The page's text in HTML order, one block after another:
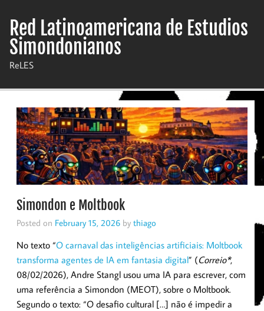
content
Red Latinoamericana de Estudios
Simondonianos
ReLES
Simondon e Moltbook
Posted on February 15, 2026 by thiago
No texto “O carnaval das inteligências artificiais: Moltbook
transforma agentes de IA em fantasia digital” (Correio*,
08/02/2026), Andre Stangl usou uma IA para escrever, com
uma referência a Simondon (MEOT), sobre o Moltbook.
Segundo o texto: “O desafio cultural […] não é impedir a